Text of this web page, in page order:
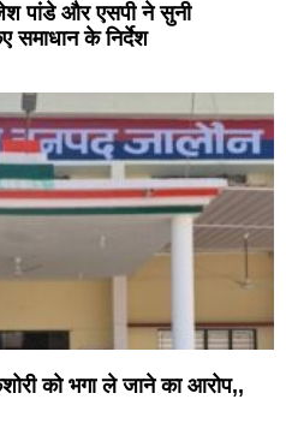
पांडे और एसपी ने सुनी
समाधान के निर्देश
को भगा ले जाने का आरोप,,